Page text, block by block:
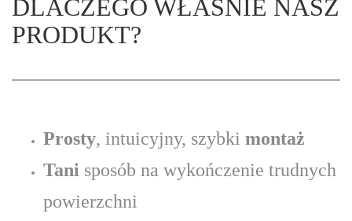
DLACZEGO WŁAŚNIE NASZ
PRODUKT?
Prosty, intuicyjny, szybki montaż
Tani sposób na wykończenie trudnych
powierzchni